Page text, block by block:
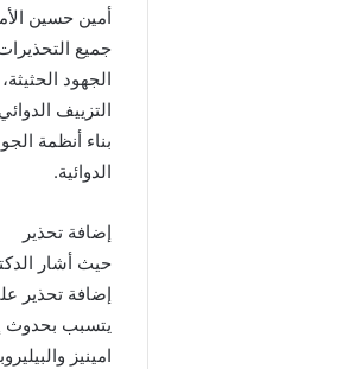
جميع
الجهود
التزييف
بناء أنظمة
الدوائية.
إضافة تحذير
يتسبب بحدوث